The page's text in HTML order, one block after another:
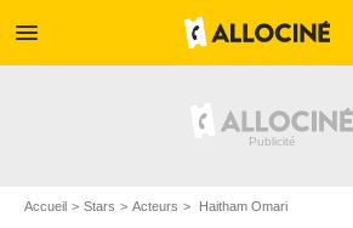
menu
Accueil Stars Acteurs Haitham Omari